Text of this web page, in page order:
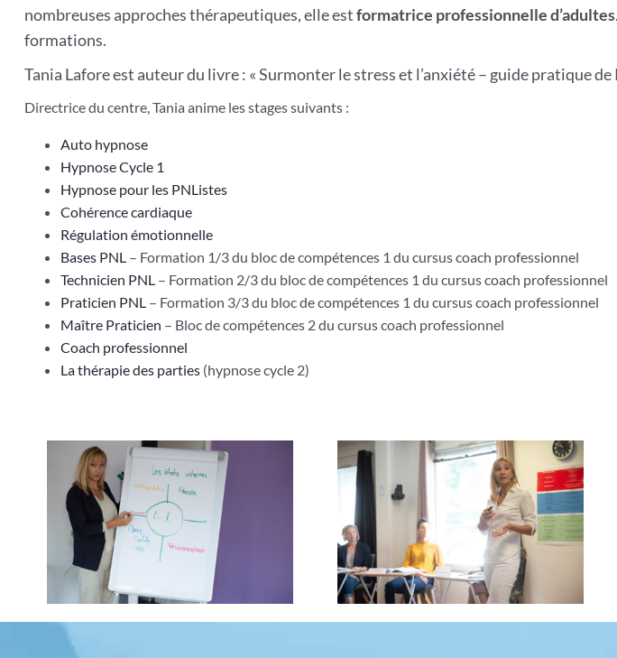
nombreuses approches thérapeutiques, elle estformatrice professionnelle d’adultes
formations.
Tania Lafore est auteur du livre : « Surmonter le stress et l’anxiété – guide pratique
Directrice du centre, Tania anime les stages suivants :
Auto hypnose
Hypnose Cycle 1
Hypnose pour les PNListes
Cohérence cardiaque
Régulation émotionnelle
Bases PNL – Formation 1/3 du bloc de compétences 1 du cursus coach professionnel
Technicien PNL – Formation 2/3 du bloc de compétences 1 du cursus coach professionnel
Praticien PNL – Formation 3/3 du bloc de compétences 1 du cursus coach professionnel
Maître Praticien – Bloc de compétences 2 du cursus coach professionnel
Coach professionnel
La thérapie des parties (hypnose cycle 2)